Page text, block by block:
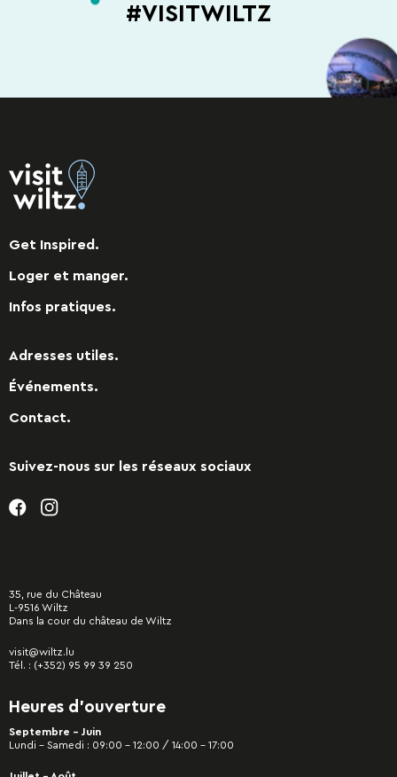
#VISITWILTZ
Get Inspired.
Loger et manger.
Infos pratiques.
Adresses utiles.
Événements.
Contact.
Suivez-nous sur les réseaux sociaux
35, rue du Château
L-9516 Wiltz
Dans la cour du château de Wiltz
visit@wiltz.lu
Tél. : (+352) 95 99 39 250
Heures d’ouverture
Septembre - Juin
Lundi – Samedi : 09:00 – 12:00 / 14:00 – 17:00